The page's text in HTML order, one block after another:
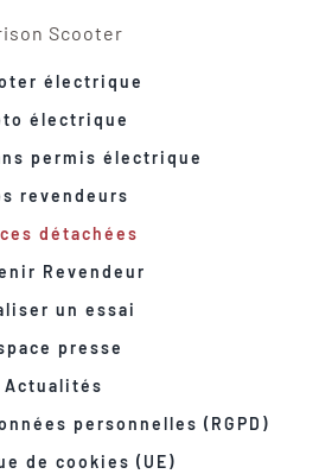
Scooter
électrique
électrique
permis électrique
revendeurs
détachées
Revendeur
un essai
presse
Actualités
personnelles (RGPD)
de cookies (UE)